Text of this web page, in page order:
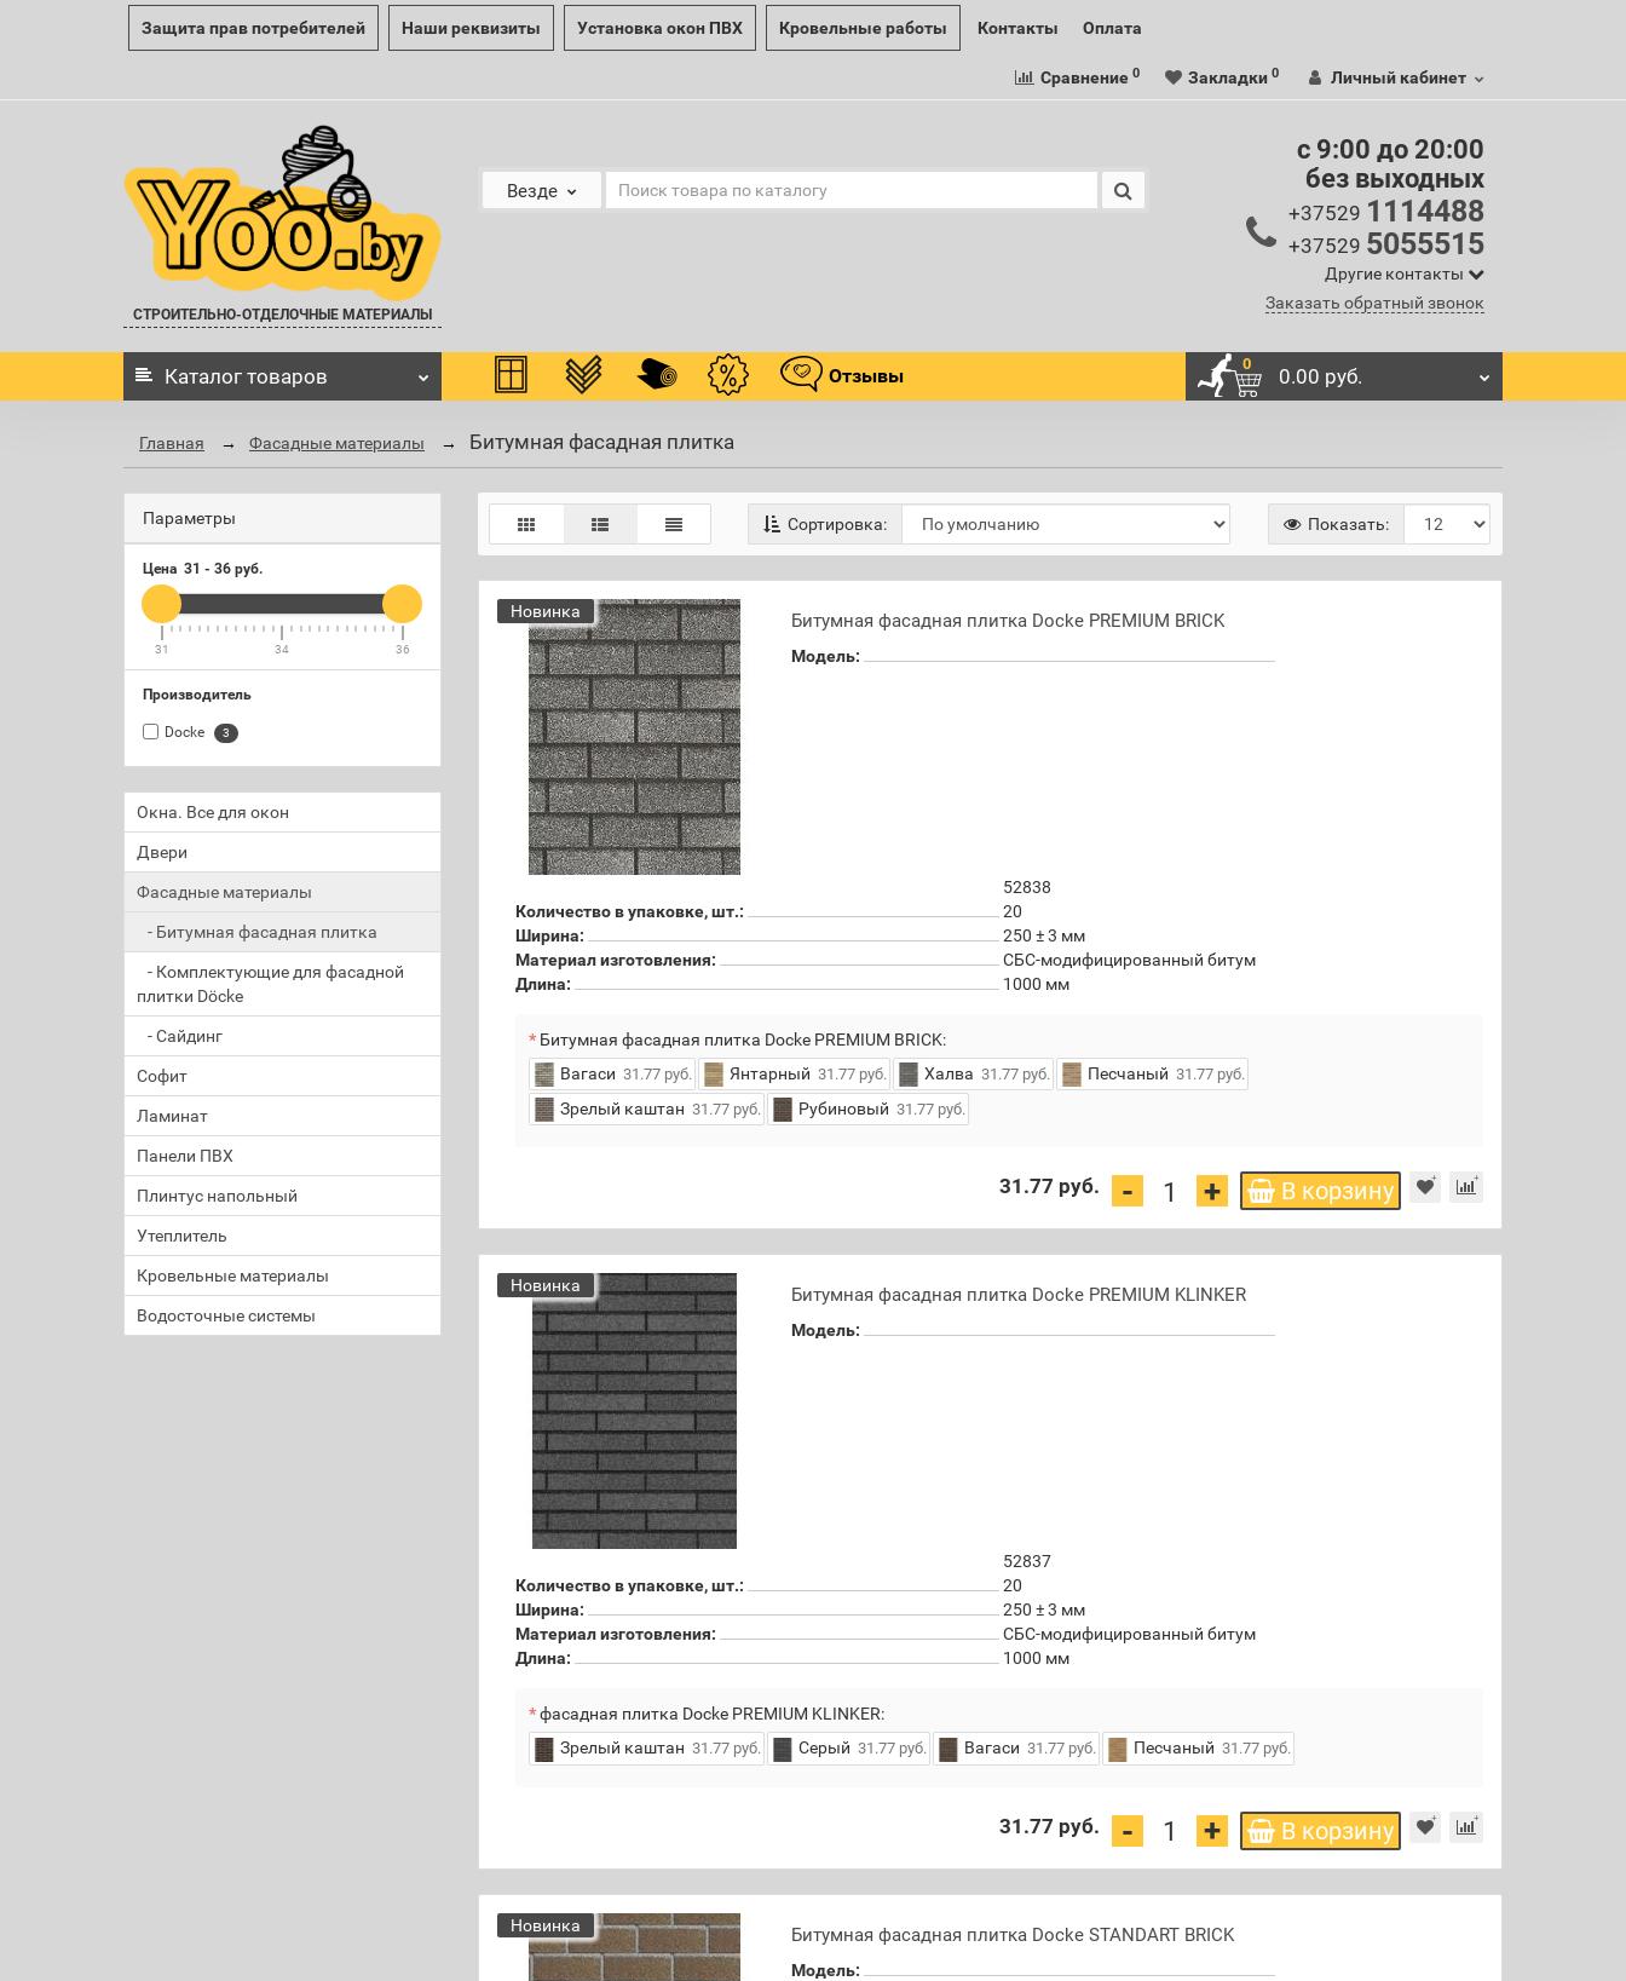
Защита прав потребителей Наши реквизиты Установка окон ПВХ Кровельные работы Контакты Оплата
Сравнение 0 Закладки 0 Личный кабинет
СТРОИТЕЛЬНО-ОТДЕЛОЧНЫЕ МАТЕРИАЛЫ
Везде
c 9:00 до 20:00
без выходных
+37529 1114488
+37529 5055515
Другие контакты
Заказать обратный звонок
Каталог товаров Отзывы
0
0.00 руб.
Главная Фасадные материалы Битумная фасадная плитка
Параметры
Цена 31 - 36 руб.
31 34 36
Производитель
Docke 3
Окна. Все для окон
Двери
Фасадные материалы
- Битумная фасадная плитка
- Комплектующие для фасадной
плитки Döcke
- Сайдинг
Софит
Ламинат
Панели ПВХ
Плинтус напольный
Утеплитель
Кровельные материалы
Водосточные системы
Сортировка: Показать:
Новинка Битумная фасадная плитка Docke PREMIUM BRICK
Модель:
52838
Количество в упаковке, шт.:
20
Ширина:
250 ± 3 мм
Материал изготовления:
СБС-модифицированный битум
Длина:
1000 мм
Битумная фасадная плитка Docke PREMIUM BRICK:
Вагаси 31.77 руб. Янтарный 31.77 руб. Халва 31.77 руб. Песчаный 31.77 руб.
Зрелый каштан 31.77 руб. Рубиновый 31.77 руб.
31.77 руб. +
- В корзину
Новинка Битумная фасадная плитка Docke PREMIUM KLINKER
Модель:
52837
Количество в упаковке, шт.:
20
Ширина:
250 ± 3 мм
Материал изготовления:
СБС-модифицированный битум
Длина:
1000 мм
фасадная плитка Docke PREMIUM KLINKER:
Зрелый каштан 31.77 руб. Серый 31.77 руб. Вагаси 31.77 руб. Песчаный 31.77 руб.
31.77 руб. +
- В корзину
Новинка Битумная фасадная плитка Docke STANDART BRICK
Модель: